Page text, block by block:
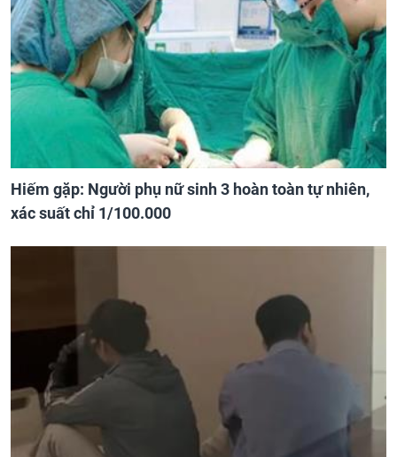
Hiếm gặp: Người phụ nữ sinh 3 hoàn toàn tự nhiên,
xác suất chỉ 1/100.000